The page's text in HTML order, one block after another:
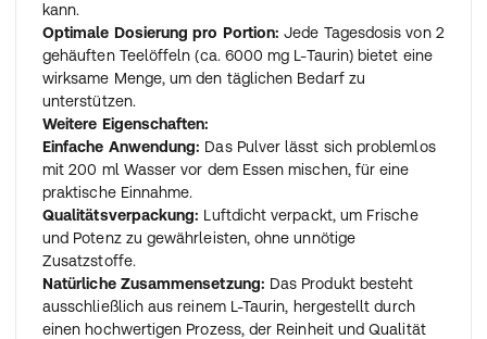
kann.
Optimale Dosierung pro Portion: Jede Tagesdosis von 2
gehäuften Teelöffeln (ca. 6000 mg L-Taurin) bietet eine
wirksame Menge, um den täglichen Bedarf zu
unterstützen.
Weitere Eigenschaften:
Einfache Anwendung: Das Pulver lässt sich problemlos
mit 200 ml Wasser vor dem Essen mischen, für eine
praktische Einnahme.
Qualitätsverpackung: Luftdicht verpackt, um Frische
und Potenz zu gewährleisten, ohne unnötige
Zusatzstoffe.
Natürliche Zusammensetzung: Das Produkt besteht
ausschließlich aus reinem L-Taurin, hergestellt durch
einen hochwertigen Prozess, der Reinheit und Qualität